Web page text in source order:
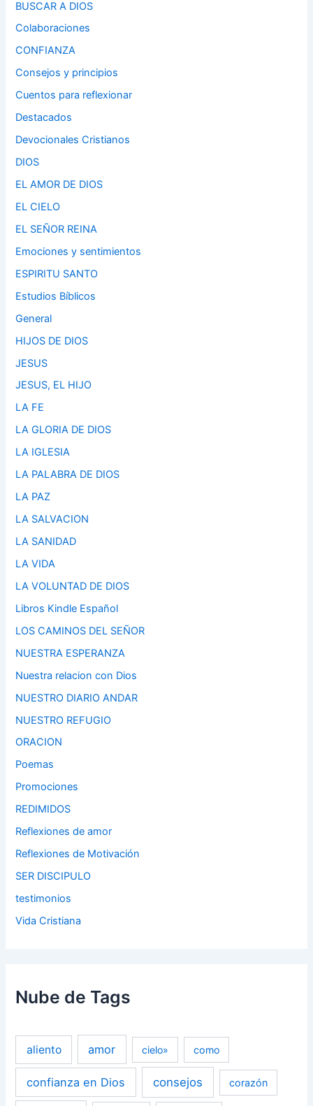
BUSCAR A DIOS
Colaboraciones
CONFIANZA
Consejos y principios
Cuentos para reflexionar
Destacados
Devocionales Cristianos
DIOS
EL AMOR DE DIOS
EL CIELO
EL SEÑOR REINA
Emociones y sentimientos
ESPIRITU SANTO
Estudios Bíblicos
General
HIJOS DE DIOS
JESUS
JESUS, EL HIJO
LA FE
LA GLORIA DE DIOS
LA IGLESIA
LA PALABRA DE DIOS
LA PAZ
LA SALVACION
LA SANIDAD
LA VIDA
LA VOLUNTAD DE DIOS
Libros Kindle Español
LOS CAMINOS DEL SEÑOR
NUESTRA ESPERANZA
Nuestra relacion con Dios
NUESTRO DIARIO ANDAR
NUESTRO REFUGIO
ORACION
Poemas
Promociones
REDIMIDOS
Reflexiones de amor
Reflexiones de Motivación
SER DISCIPULO
testimonios
Vida Cristiana
Nube de Tags
aliento amor cielo» como
confianza en Dios consejos corazón